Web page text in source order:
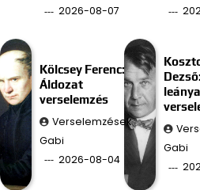
2026-08-07
Kölcsey Ferenc:
Áldozat
verselemzés
Verselemzések
Gabi
2026-08-04
Gabi